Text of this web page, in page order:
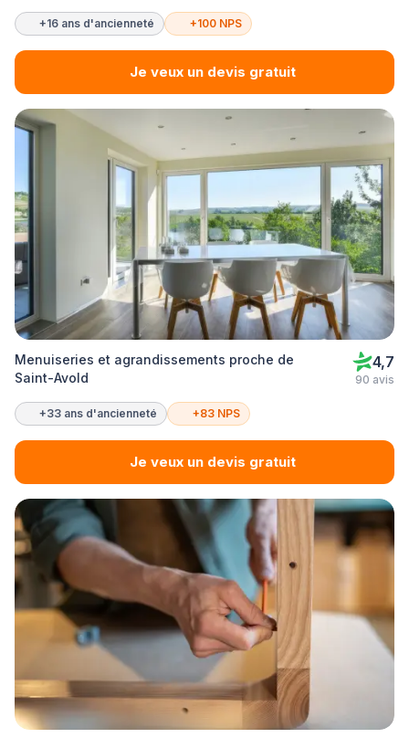
+16 ans d'ancienneté +100 NPS
Je veux un devis gratuit
Menuiseries et agrandissements proche de
Saint-Avold
4,7
90 avis
+33 ans d'ancienneté +83 NPS
Je veux un devis gratuit